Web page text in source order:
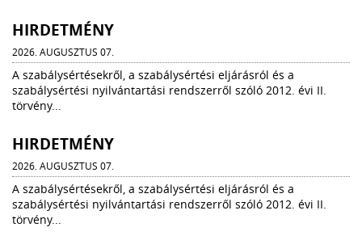
HIRDETMÉNY
2026. AUGUSZTUS 07.
A szabálysértésekről, a szabálysértési eljárásról és a
szabálysértési nyilvántartási rendszerről szóló 2012. évi II.
törvény...
HIRDETMÉNY
2026. AUGUSZTUS 07.
A szabálysértésekről, a szabálysértési eljárásról és a
szabálysértési nyilvántartási rendszerről szóló 2012. évi II.
törvény...